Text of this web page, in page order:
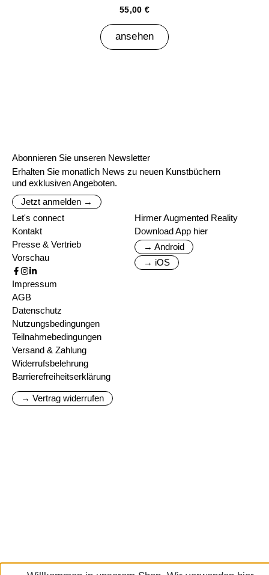
55,00 €
ansehen
Abonnieren Sie unseren Newsletter
Erhalten Sie monatlich News zu neuen Kunstbüchern
und exklusiven Angeboten.
Jetzt anmelden →
Let's connect
Kontakt
Presse & Vertrieb
Vorschau
Hirmer Augmented Reality
Download App hier
→ Android
→ iOS
Impressum
AGB
Datenschutz
Nutzungsbedingungen
Teilnahmebedingungen
Versand & Zahlung
Widerrufsbelehrung
Barrierefreiheitserklärung
→ Vertrag widerrufen